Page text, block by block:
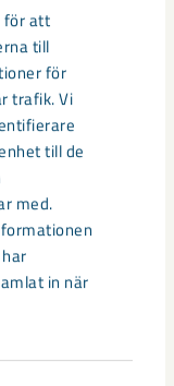
för att
till
för
trafik. Vi
till de
med.
in när
Kiruna